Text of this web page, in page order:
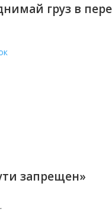
груз в
запрещен»